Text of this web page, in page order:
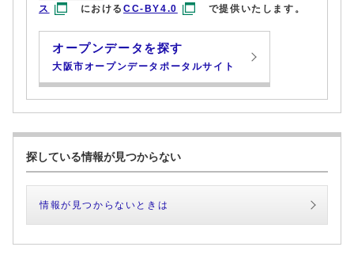
ス
におけるCC-BY4.0 で提供いたします。
オープンデータを探す
大阪市オープンデータポータルサイト
探している情報が見つからない
情報が見つからないときは